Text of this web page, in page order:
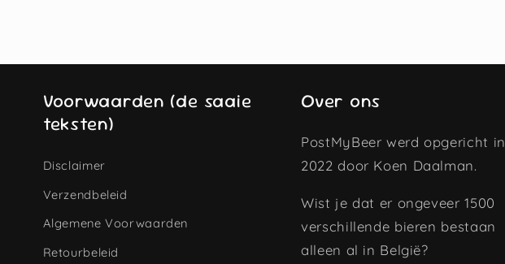
Voorwaarden (de saaie
teksten)
Disclaimer
Verzendbeleid
Algemene Voorwaarden
Retourbeleid
Over ons
PostMyBeer werd opgericht in
2022 door Koen Daalman.
Wist je dat er ongeveer 1500
verschillende bieren bestaan
alleen al in België?